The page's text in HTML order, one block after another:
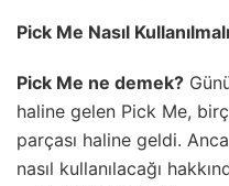
Pick Me Nasıl
Pick Me ne demek?
haline gelen Pick Me,
parçası haline geldi.
nasıl kullanılacağı